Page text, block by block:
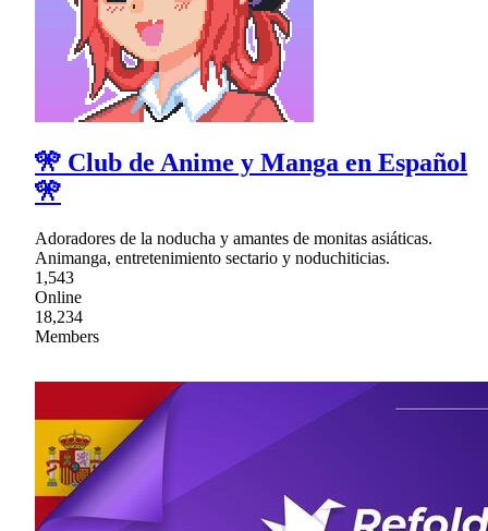
🎌 Club de Anime y Manga en Español
🎌
Adoradores de la noducha y amantes de monitas asiáticas.
Animanga, entretenimiento sectario y noduchiticias.
1,543
Online
18,234
Members